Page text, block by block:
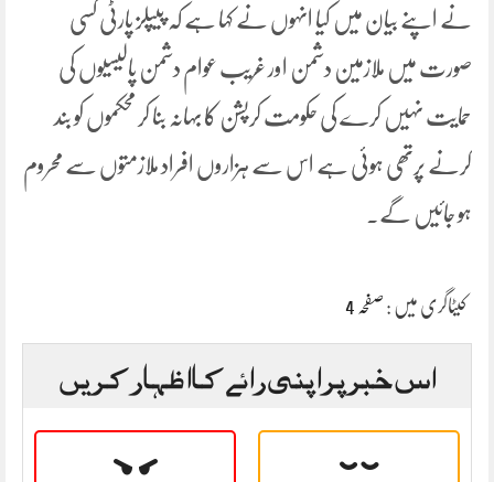
نے اپنے بیان میں کیا انہوں نے کہا ہے کہ پیپلز پارٹی کسی
صورت میں ملازمین دشمن اور غریب عوام دشمن پالیسیوں کی
حمایت نہیں کرے کی حکومت کرپشن کا بہانہ بنا کر محکموں کو بند
کرنے پرتھی ہوئی ہے اس سے ہزاروں افراد ملازمتوں سے محروم
ہو جائیں گے۔
کیٹاگری میں : صفحہ 4
اس خبر پر اپنی رائے کا اظہار کریں